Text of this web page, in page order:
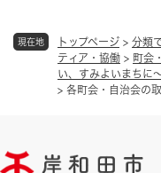
現在地 トップページ > 分類
ティア・協働 > 町会
い、すみよいまちに
> 各町会・自治会の